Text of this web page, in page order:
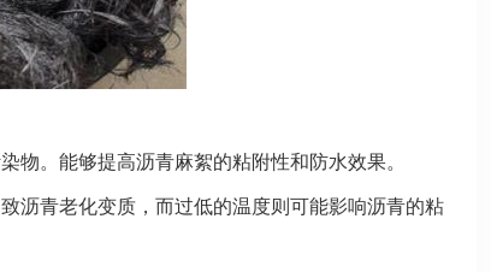
物。能够提高沥青麻絮的粘附性和防水效果。
沥青老化变质，而过低的温度则可能影响沥青的粘